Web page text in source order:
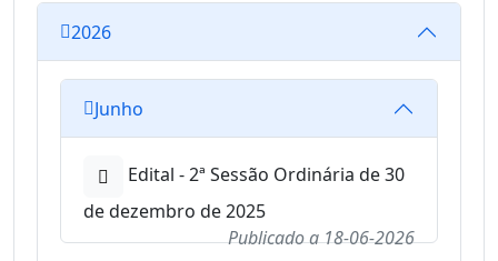
2026
Junho
Edital - 2ª Sessão Ordinária de 30
de dezembro de 2025
Publicado a18-06-2026